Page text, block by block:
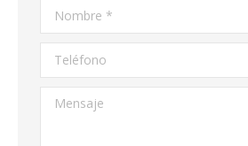
Nombre *
Teléfono
Mensaje